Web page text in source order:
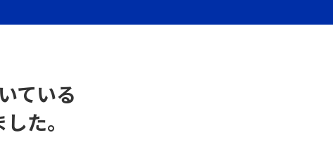
ている
た。